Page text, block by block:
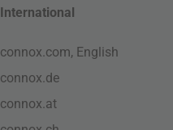
International
connox.com, English
connox.de
connox.at